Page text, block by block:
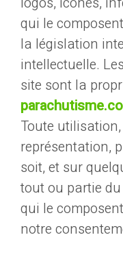
qui le
la législation
intellectuelle.
site sont la
Toute
représentation,
soit, et sur
tout ou partie
qui le
notre